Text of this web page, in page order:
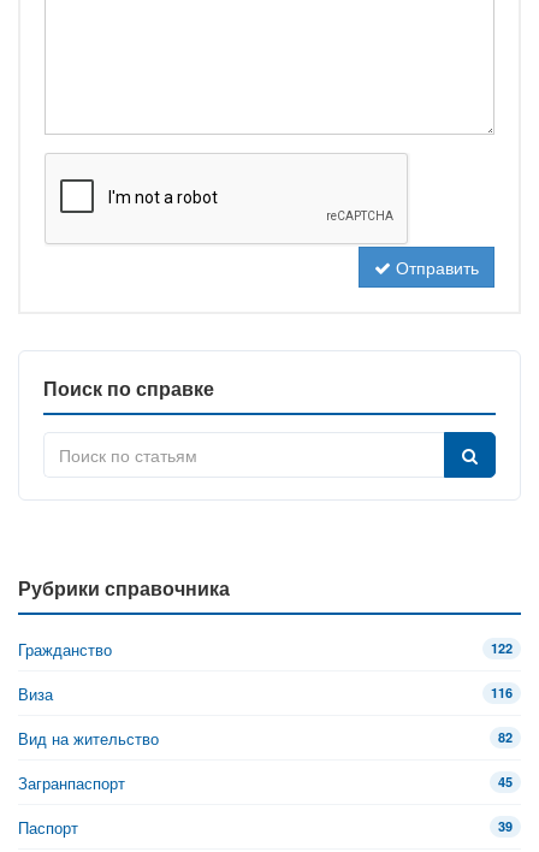
Отправить
Поиск по справке
Рубрики справочника
Гражданство 122
Виза 116
Вид на жительство 82
Загранпаспорт 45
Паспорт 39